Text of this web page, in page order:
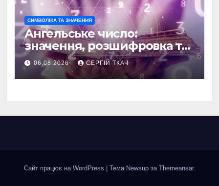
СИМВОЛІКА ТА ЗНАЧЕННЯ
Ангельське число:
значення, розшифровка та
послання
06.08.2026 СЕРГІЙ ТКАЧ
Сайт працює на WordPress | Тема:Newsup за Themeansar.